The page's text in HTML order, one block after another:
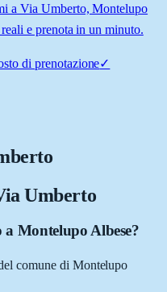
a Via Umberto, Montelupo
e prenota in un minuto.
di prenotazione✓
Umberto
Montelupo Albese?
comune di Montelupo